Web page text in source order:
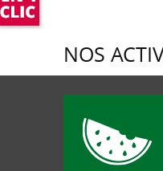
NOS